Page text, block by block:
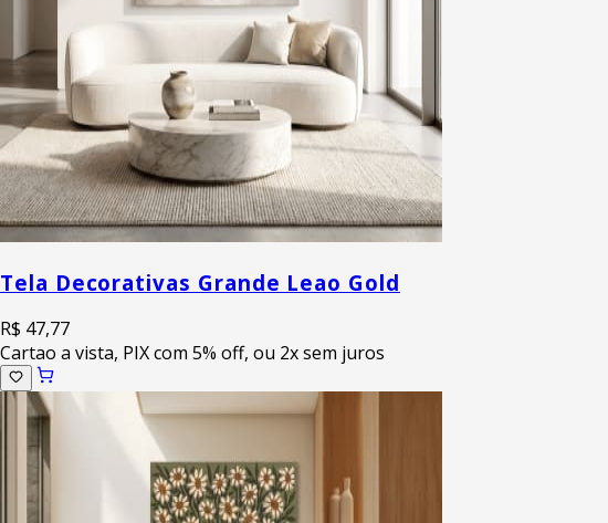
Tela Decorativas Grande Leao Gold
R$ 47,77
Cartao a vista, PIX com 5% off, ou 2x sem juros